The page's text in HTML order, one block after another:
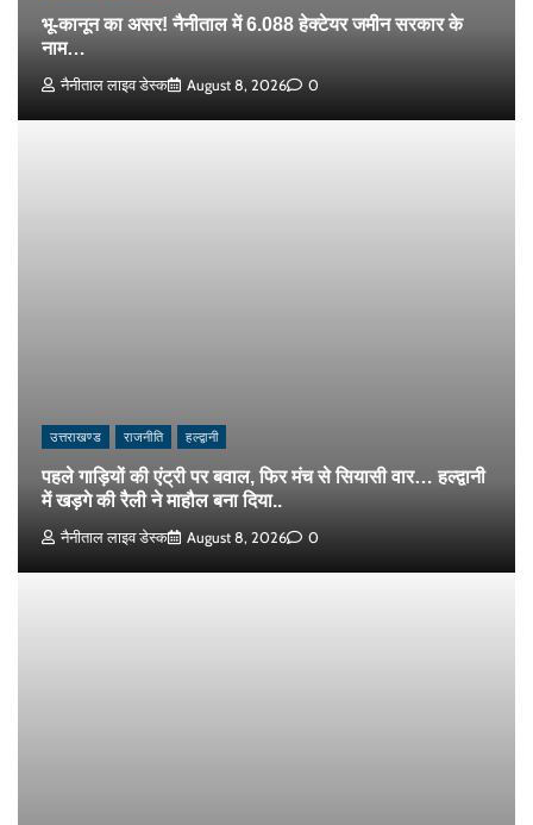
भू-कानून का असर! नैनीताल में 6.088 हेक्टेयर जमीन सरकार के
नाम…
नैनीताल लाइव डेस्क August 8, 2026 0
उत्तराखण्ड राजनीति हल्द्वानी
पहले गाड़ियों की एंट्री पर बवाल, फिर मंच से सियासी वार… हल्द्वानी
में खड़गे की रैली ने माहौल बना दिया..
नैनीताल लाइव डेस्क August 8, 2026 0